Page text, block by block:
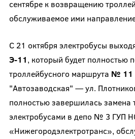
сентябре к возвращению
обслуживаемое ими
С 21 октября электробусы
Э-11, который будет полностью
троллейбусного маршрута № 11
"Автозаводская" — ул.
полностью завершилась замена
электробусами в депо № 3 ГУП
«Нижегородэлектротранс»,